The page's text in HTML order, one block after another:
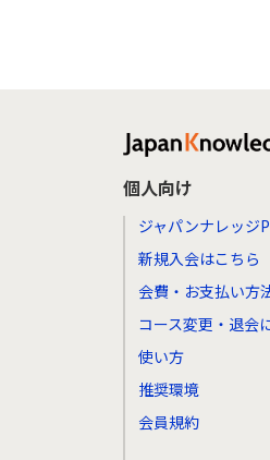
個人向け
ジャパンナレッジ
新規入会はこちら
会費・お支払い方
コース変更・退会
使い方
推奨環境
会員規約